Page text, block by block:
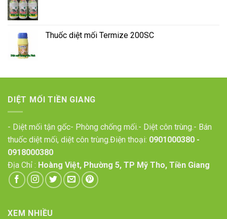
Thuốc diệt mối Termize 200SC
DIỆT MỐI TIỀN GIANG
- Diệt mối tận gốc- Phòng chống mối.- Diệt côn trùng.- Bán
thuốc diệt mối, diệt côn trùng.Điện thoại: 0901000380 -
0918000380
Địa Chỉ : Hoàng Việt, Phường 5, TP Mỹ Tho, Tiền Giang
XEM NHIỀU